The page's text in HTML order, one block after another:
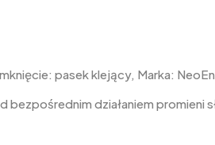
pasek klejący, Marka:
bezpośrednim działaniem